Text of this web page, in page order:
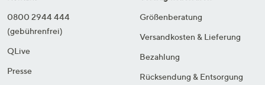
0800 2944 444
(gebührenfrei)
QLive
Presse
Größenberatung
Versandkosten & Lieferung
Bezahlung
Rücksendung & Entsorgung